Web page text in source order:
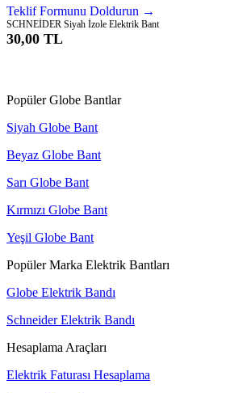
Teklif Formunu Doldurun →
SCHNEİDER Siyah İzole Elektrik Bant
30,00 TL
Popüler Globe Bantlar
Siyah Globe Bant
Beyaz Globe Bant
Sarı Globe Bant
Kırmızı Globe Bant
Yeşil Globe Bant
Popüler Marka Elektrik Bantları
Globe Elektrik Bandı
Schneider Elektrik Bandı
Hesaplama Araçları
Elektrik Faturası Hesaplama